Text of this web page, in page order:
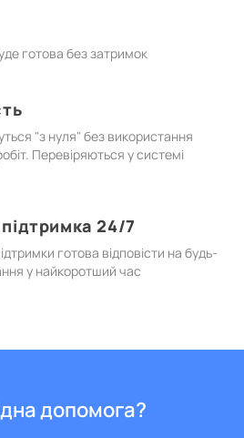
готова без затримок
"з нуля" без використання
Перевіряються у системі
24/7
готова відповісти на будь-
у найкоротший час
допомога?